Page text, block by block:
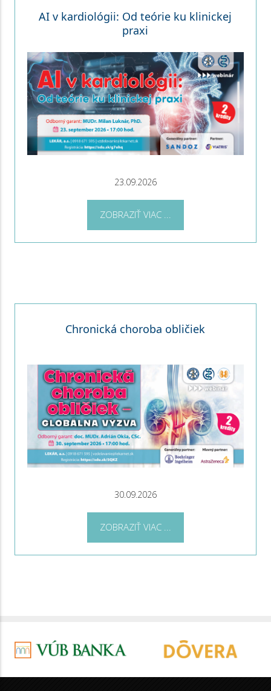
AI v kardiológii: Od teórie ku klinickej
praxi
23.09.2026
ZOBRAZIŤ VIAC ...
Chronická choroba obličiek
30.09.2026
ZOBRAZIŤ VIAC ...